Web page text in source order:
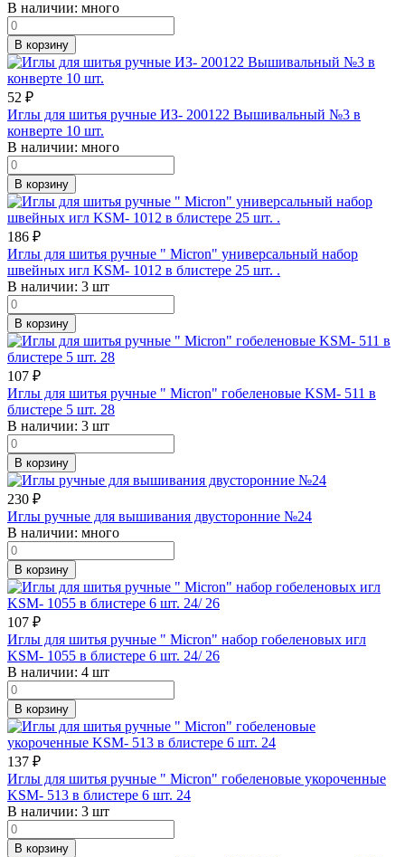
В наличии: много
В корзину
52 ₽
Иглы для шитья ручные ИЗ- 200122 Вышивальный №3 в
конверте 10 шт.
В наличии: много
В корзину
186 ₽
Иглы для шитья ручные " Micron" универсальный набор
швейных игл KSM- 1012 в блистере 25 шт. .
В наличии: 3 шт
В корзину
107 ₽
Иглы для шитья ручные " Micron" гобеленовые KSM- 511 в
блистере 5 шт. 28
В наличии: 3 шт
В корзину
230 ₽
Иглы ручные для вышивания двусторонние №24
В наличии: много
В корзину
107 ₽
Иглы для шитья ручные " Micron" набор гобеленовых игл
KSM- 1055 в блистере 6 шт. 24/ 26
В наличии: 4 шт
В корзину
137 ₽
Иглы для шитья ручные " Micron" гобеленовые укороченные
KSM- 513 в блистере 6 шт. 24
В наличии: 3 шт
В корзину